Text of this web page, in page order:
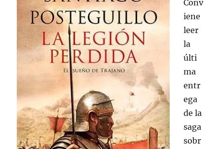
Conv
iene
leer
la
últi
ma
entr
ega
de la
saga
sobr